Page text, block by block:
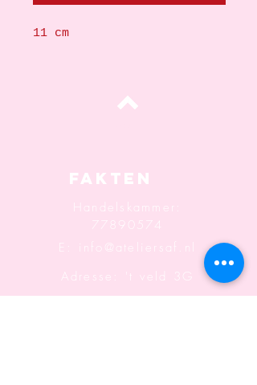
11 cm
Fakten
Handelskammer:
77890574
info@ateliersaf.nl
Adresse: 't veld 3G